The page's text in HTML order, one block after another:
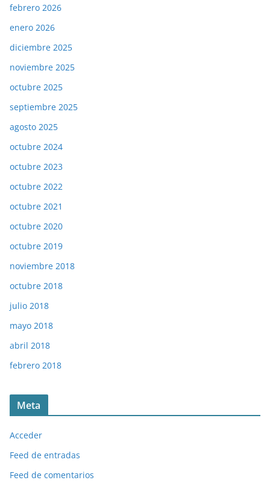
febrero 2026
enero 2026
diciembre 2025
noviembre 2025
octubre 2025
septiembre 2025
agosto 2025
octubre 2024
octubre 2023
octubre 2022
octubre 2021
octubre 2020
octubre 2019
noviembre 2018
octubre 2018
julio 2018
mayo 2018
abril 2018
febrero 2018
Meta
Acceder
Feed de entradas
Feed de comentarios